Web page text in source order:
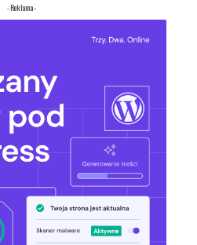
- Reklama -